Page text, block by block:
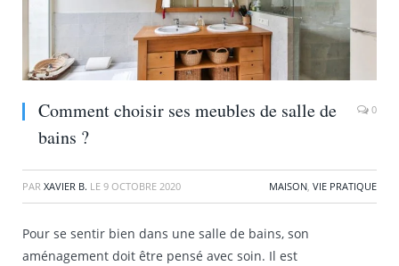
Comment choisir ses meubles de salle de
bains ?
0
PAR XAVIER B. LE 9 OCTOBRE 2020 MAISON, VIE PRATIQUE
Pour se sentir bien dans une salle de bains, son
aménagement doit être pensé avec soin. Il est